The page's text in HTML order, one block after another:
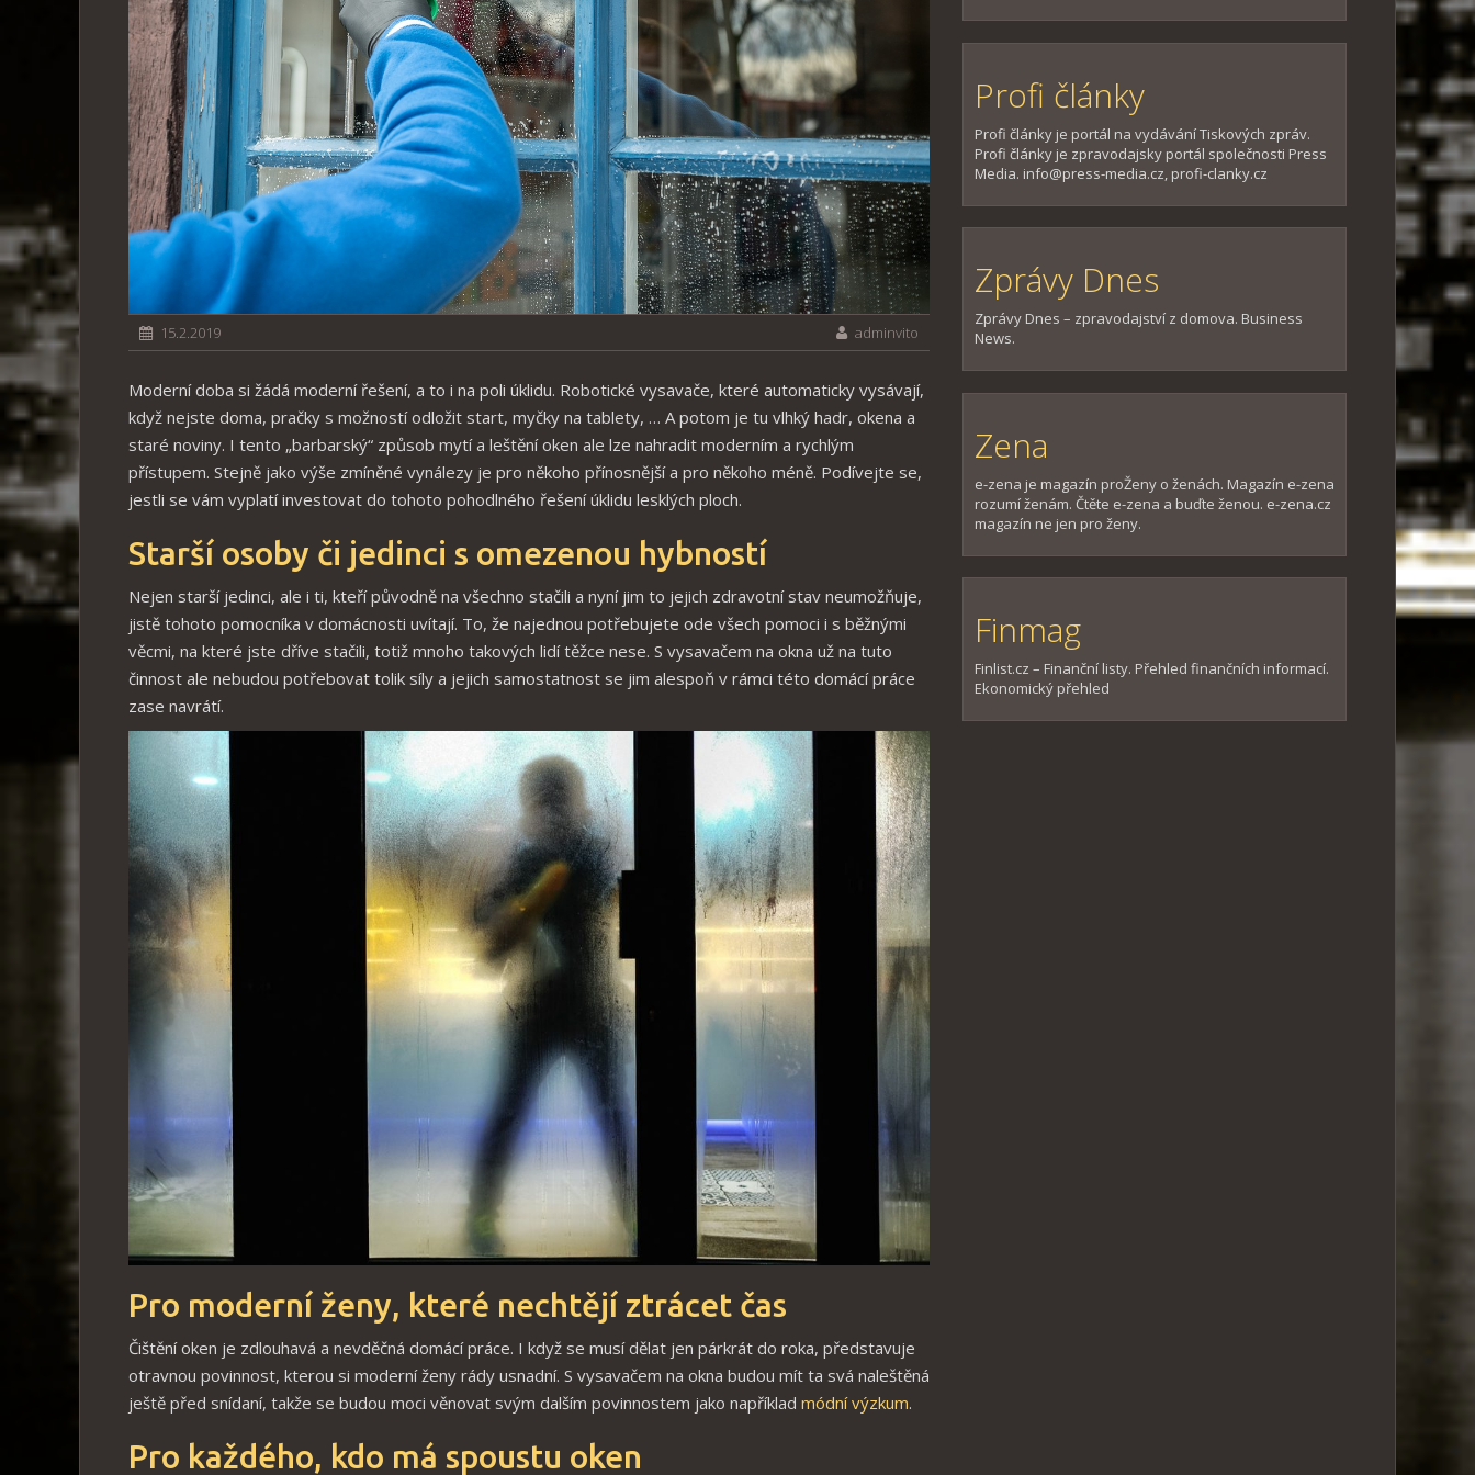
15.2.2019 adminvito
Moderní doba si žádá moderní řešení, a to i na poli úklidu. Robotické vysavače, které automaticky vysávají,
když nejste doma, pračky s možností odložit start, myčky na tablety, … A potom je tu vlhký hadr, okena a
staré noviny. I tento „barbarský“ způsob mytí a leštění oken ale lze nahradit moderním a rychlým
přístupem. Stejně jako výše zmíněné vynálezy je pro někoho přínosnější a pro někoho méně. Podívejte se,
jestli se vám vyplatí investovat do tohoto pohodlného řešení úklidu lesklých ploch.
Starší osoby či jedinci s omezenou hybností
Nejen starší jedinci, ale i ti, kteří původně na všechno stačili a nyní jim to jejich zdravotní stav neumožňuje,
jistě tohoto pomocníka v domácnosti uvítají. To, že najednou potřebujete ode všech pomoci i s běžnými
věcmi, na které jste dříve stačili, totiž mnoho takových lidí těžce nese. S vysavačem na okna už na tuto
činnost ale nebudou potřebovat tolik síly a jejich samostatnost se jim alespoň v rámci této domácí práce
zase navrátí.
Pro moderní ženy, které nechtějí ztrácet čas
Čištění oken je zdlouhavá a nevděčná domácí práce. I když se musí dělat jen párkrát do roka, představuje
otravnou povinnost, kterou si moderní ženy rády usnadní. S vysavačem na okna budou mít ta svá naleštěná
ještě před snídaní, takže se budou moci věnovat svým dalším povinnostem jako například módní výzkum.
Pro každého, kdo má spoustu oken
Profi články
Profi články je portál na vydávání Tiskových zpráv.
Profi články je zpravodajsky portál společnosti Press
Media. info@press-media.cz, profi-clanky.cz
Zprávy Dnes
Zprávy Dnes – zpravodajství z domova. Business
News.
Zena
e-zena je magazín proŽeny o ženách. Magazín e-zena
rozumí ženám. Čtěte e-zena a buďte ženou. e-zena.cz
magazín ne jen pro ženy.
Finmag
Finlist.cz – Finanční listy. Přehled finančních informací.
Ekonomický přehled